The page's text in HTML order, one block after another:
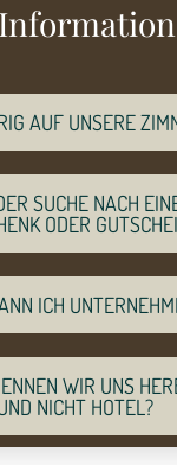
AUF UNSERE
SUCHE NACH
ODER
ICH
WIR UNS
NICHT HOTEL?